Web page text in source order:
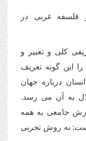
فلسفه غربى در
كلى و تعبیر و
این گونه تعریف
درباره جهان
به آن مى رسد.
جامعى به همه
نه روش تجربى